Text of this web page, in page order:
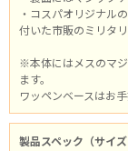
・コスパオリジナル
付いた市販のミリタ
※本体にはメスのマ
ます。
ワッペンベースはお
製品スペック（サイズ